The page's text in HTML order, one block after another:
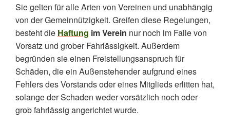
Sie gelten für alle Arten von Vereinen und unabhängig
von der Gemeinnützigkeit. Greifen diese Regelungen,
besteht die Haftung im Verein nur noch im Falle von
Vorsatz und grober Fahrlässigkeit. Außerdem
begründen sie einen Freistellungsanspruch für
Schäden, die ein Außenstehender aufgrund eines
Fehlers des Vorstands oder eines Mitglieds erlitten hat,
solange der Schaden weder vorsätzlich noch oder
grob fahrlässig angerichtet wurde.